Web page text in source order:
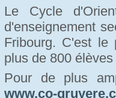
Le Cycle
d'enseignement
Fribourg. C'est le
plus de 800
Pour de plus
www.co-